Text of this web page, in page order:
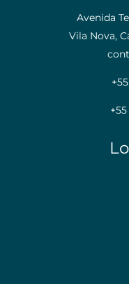
Avenida
Vila Nova,